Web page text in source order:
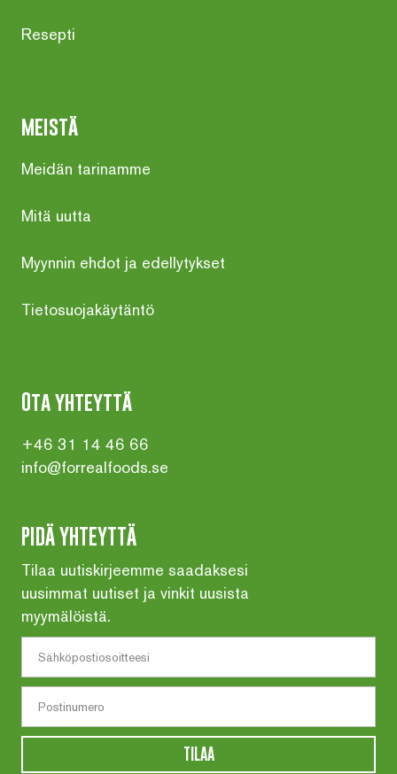
Resepti
meistä
Meidän tarinamme
Mitä uutta
Myynnin ehdot ja edellytykset
Tietosuojakäytäntö
Ota yhteyttä
+46 31 14 46 66
info@forrealfoods.se
PIDÄ YHTEYTTÄ
Tilaa uutiskirjeemme saadaksesi
uusimmat uutiset ja vinkit uusista
myymälöistä.
TILAA